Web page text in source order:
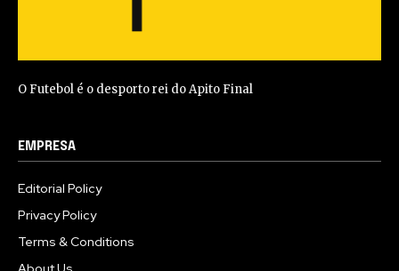
O Futebol é o desporto rei do Apito Final
EMPRESA
Editorial Policy
Privacy Policy
Terms & Conditions